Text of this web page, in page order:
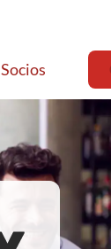
Socios